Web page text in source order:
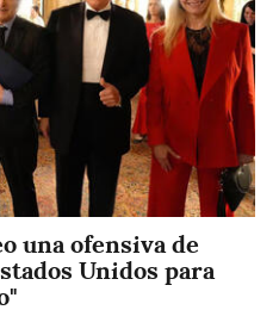
una ofensiva de
Unidos para